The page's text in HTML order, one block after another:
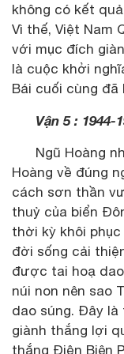
không có kết
Vì thế, Việt Nam
với mục đích
là cuộc khởi
Bái cuối cùng đã
Vận 5 : 1944-
Ngũ Hoàng
Hoàng về đúng
cách sơn thần
thuỷ của biển
thời kỳ khôi
đời sống cải
được tai hoạ
núi non nên sao
dao súng. Đây là
giành thắng lợi
thắng Điện Biên